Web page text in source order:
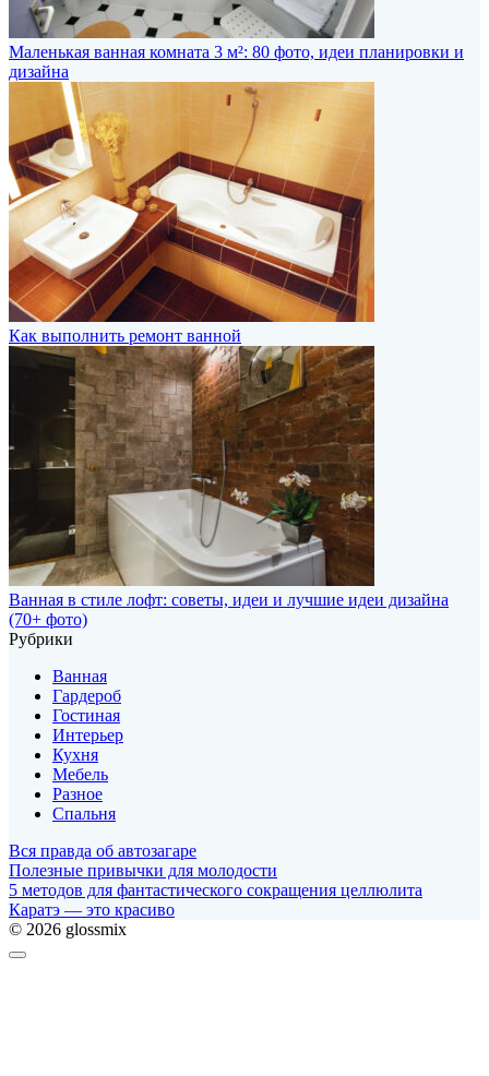
Маленькая ванная комната 3 м²: 80 фото, идеи планировки и
дизайна
Как выполнить ремонт ванной
Ванная в стиле лофт: советы, идеи и лучшие идеи дизайна
(70+ фото)
Рубрики
Ванная
Гардероб
Гостиная
Интерьер
Кухня
Мебель
Разное
Спальня
Вся правда об автозагаре
Полезные привычки для молодости
5 методов для фантастического сокращения целлюлита
Каратэ — это красиво
© 2026 glossmix